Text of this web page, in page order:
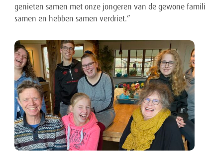
genieten samen met onze jongeren van de gewone
samen en hebben samen verdriet.”